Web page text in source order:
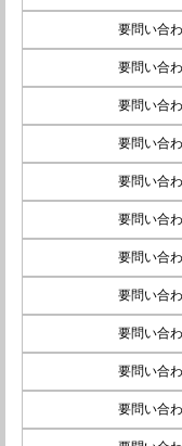
要問い合
要問い合
要問い合
要問い合
要問い合
要問い合
要問い合
要問い合
要問い合
要問い合
要問い合